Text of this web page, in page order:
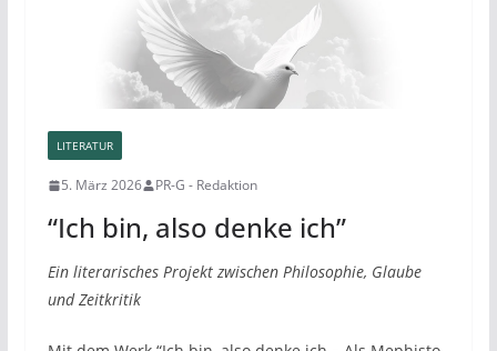
LITERATUR
5. März 2026 PR-G - Redaktion
“Ich bin, also denke ich”
Ein literarisches Projekt zwischen Philosophie, Glaube
und Zeitkritik